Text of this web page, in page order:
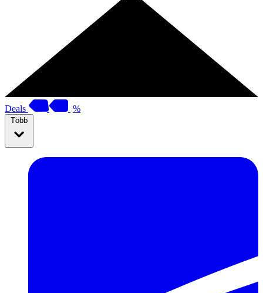
Deals %
Több